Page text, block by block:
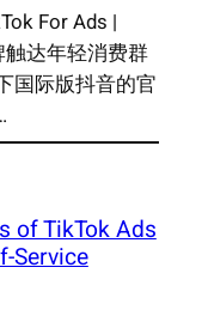
For Ads |
达年轻消费群
国际版抖音的官
of TikTok Ads
Service